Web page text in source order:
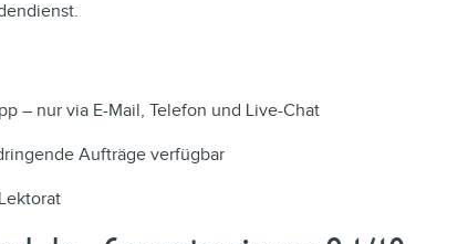
– nur via E-Mail, Telefon und Live-Chat
Aufträge verfügbar